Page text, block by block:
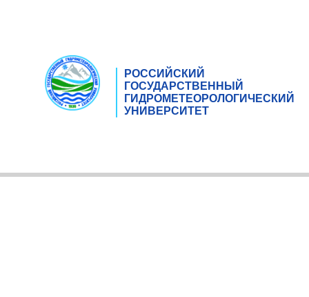
РОССИЙСКИЙ
ГОСУДАРСТВЕННЫЙ
ГИДРОМЕТЕОРОЛОГИЧЕСКИЙ
УНИВЕРСИТЕТ